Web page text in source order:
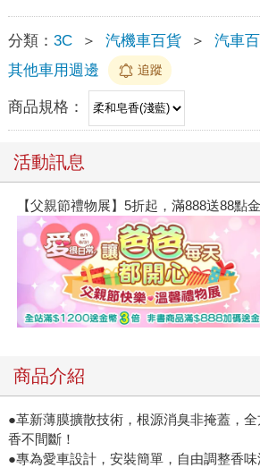
分類： 3C ＞ 汽機車百貨 ＞ 汽車
其他車用週邊
追蹤
商品規格：
活動訊息
【父親節禮物展】5折起，滿888送88點
商品介紹
●革新薄膜擴散技術，根源消臭非掩蓋，
香不間斷！
●專為愛車設計，安裝簡單，自由調整香